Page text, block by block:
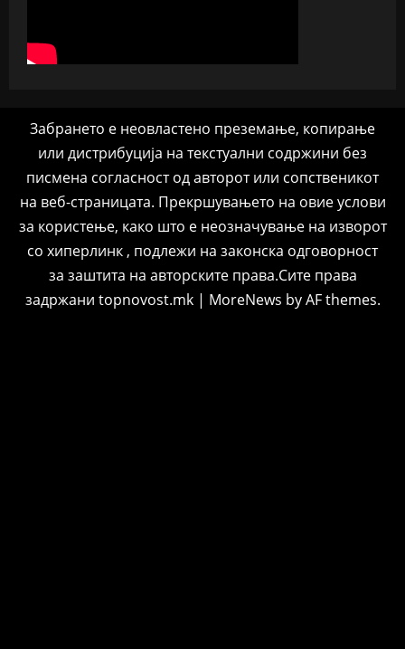
Забрането е неовластено преземање, копирање
или дистрибуција на текстуални содржини без
писмена согласност од авторот или сопственикот
на веб-страницата. Прекршувањето на овие услови
за користење, како што е неозначување на изворот
со хиперлинк , подлежи на законска одговорност
за заштита на авторските права.Сите права
задржани topnovost.mk | MoreNews by AF themes.